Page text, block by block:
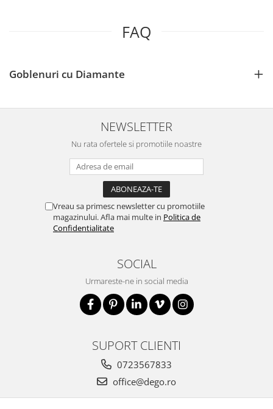
FAQ
Goblenuri cu Diamante
NEWSLETTER
Nu rata ofertele si promotiile noastre
Vreau sa primesc newsletter cu promotiile
magazinului. Afla mai multe in Politica de
Confidentialitate
SOCIAL
Urmareste-ne in social media
SUPORT CLIENTI
0723567833
office@dego.ro